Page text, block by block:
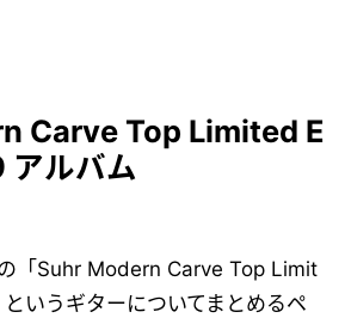
Carve Top Limited E
ルバム
「Suhr Modern Carve Top Limit
いうギターについてまとめるペ